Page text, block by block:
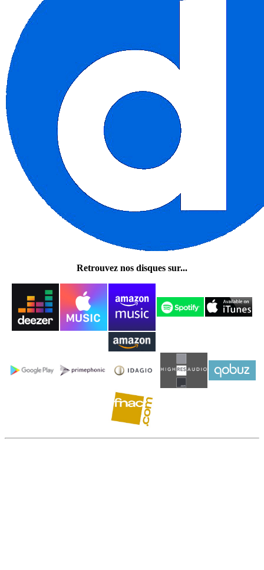
Retrouvez nos disques sur...